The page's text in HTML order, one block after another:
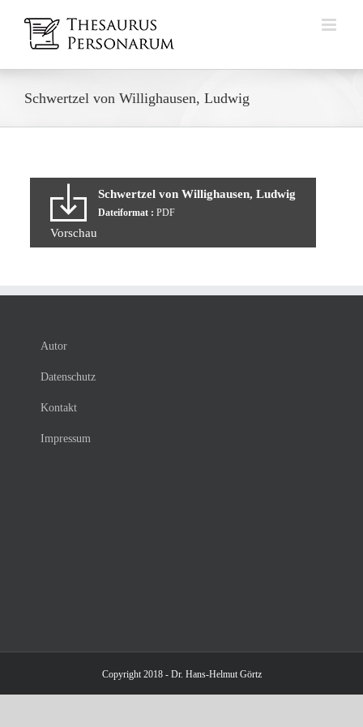
Inhalt
springen
Schwertzel von Willighausen, Ludwig
Schwertzel von Willighausen, Ludwig
Dateiformat : PDF
Vorschau
Autor
Datenschutz
Kontakt
Impressum
Copyright 2018 - Dr. Hans-Helmut Görtz